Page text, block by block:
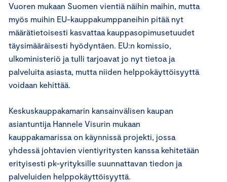
Vuoren mukaan Suomen vientiä näihin maihin, mutta
myös muihin EU-kauppakumppaneihin pitää nyt
määrätietoisesti kasvattaa kauppasopimusetuudet
täysimääräisesti hyödyntäen. EU:n komissio,
ulkoministeriö ja tulli tarjoavat jo nyt tietoa ja
palveluita asiasta, mutta niiden helppokäyttöisyyttä
voidaan kehittää.
Keskuskauppakamarin kansainvälisen kaupan
asiantuntija Hannele Visurin mukaan
kauppakamarissa on käynnissä projekti, jossa
yhdessä johtavien vientiyritysten kanssa kehitetään
erityisesti pk-yrityksille suunnattavan tiedon ja
palveluiden helppokäyttöisyyttä.